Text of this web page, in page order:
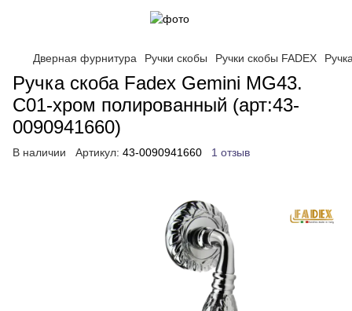
Дверная фурнитура Ручки скобы Ручки скобы FADEX
Ручка скоба Fadex Gemini MG43.
C01-хром полированный (арт:43-
0090941660)
В наличии Артикул: 43-0090941660 1 отзыв